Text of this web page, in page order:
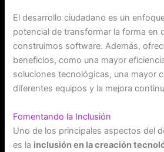
El desarrollo ciudadano es un
potencial de transformar la forma en
construimos software. Además,
beneficios, como una mayor
soluciones tecnológicas, una mayor
diferentes equipos y la mejora
Fomentando la Inclusión
Uno de los principales aspectos del
es la inclusión en la creación